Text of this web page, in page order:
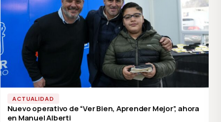
ACTUALIDAD
Nuevo operativo de “Ver Bien, Aprender Mejor”, ahora
en Manuel Alberti